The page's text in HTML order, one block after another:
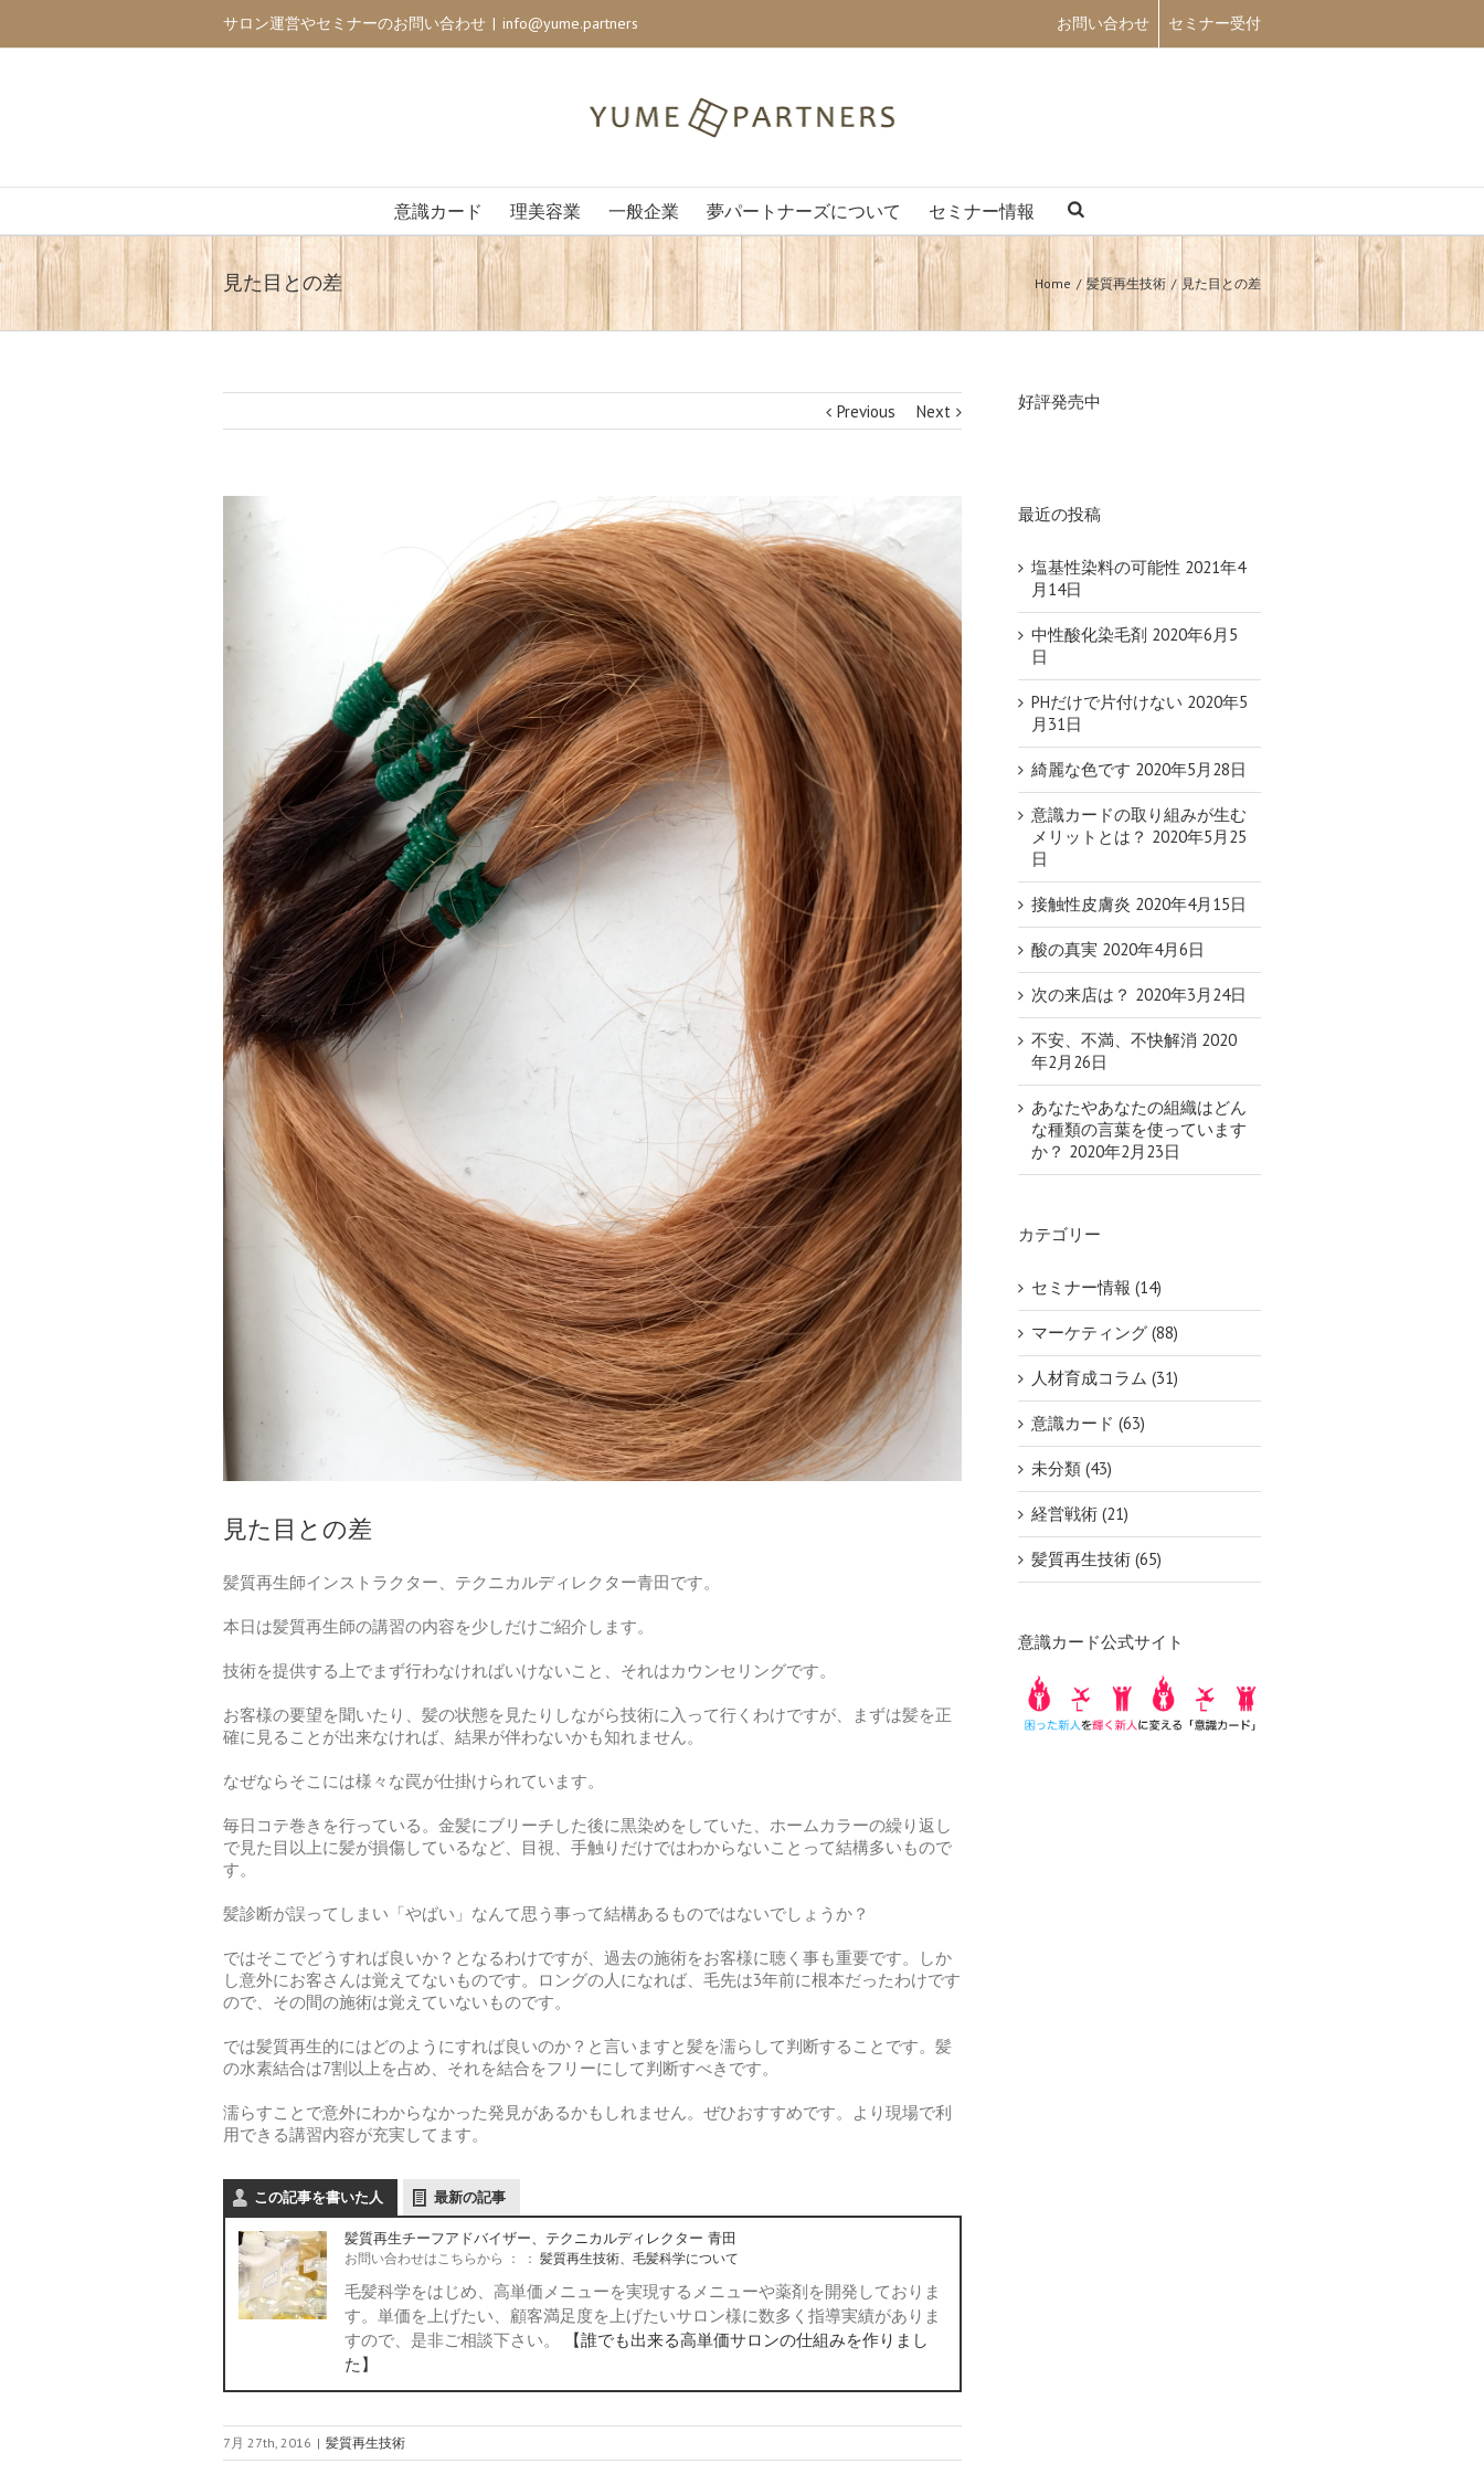
サロン運営やセミナーのお問い合わせ | info@yume.partners お問い合わせ セミナー受付
意識カード 理美容業 一般企業 夢パートナーズについて セミナー情報
見た目との差 Home 髪質再生技術 見た目との差
Previous Next
見た目との差
髪質再生師インストラクター、テクニカルディレクター青田です。
本日は髪質再生師の講習の内容を少しだけご紹介します。
技術を提供する上でまず行わなければいけないこと、それはカウンセリングです。
お客様の要望を聞いたり、髪の状態を見たりしながら技術に入って行くわけですが、まずは髪を正
確に見ることが出来なければ、結果が伴わないかも知れません。
なぜならそこには様々な罠が仕掛けられています。
毎日コテ巻きを行っている。金髪にブリーチした後に黒染めをしていた、ホームカラーの繰り返し
で見た目以上に髪が損傷しているなど、目視、手触りだけではわからないことって結構多いもので
す。
髪診断が誤ってしまい「やばい」なんて思う事って結構あるものではないでしょうか？
ではそこでどうすれば良いか？となるわけですが、過去の施術をお客様に聴く事も重要です。しか
し意外にお客さんは覚えてないものです。ロングの人になれば、毛先は3年前に根本だったわけです
ので、その間の施術は覚えていないものです。
では髪質再生的にはどのようにすれば良いのか？と言いますと髪を濡らして判断することです。髪
の水素結合は7割以上を占め、それを結合をフリーにして判断すべきです。
濡らすことで意外にわからなかった発見があるかもしれません。ぜひおすすめです。より現場で利
用できる講習内容が充実してます。
この記事を書いた人 最新の記事
髪質再生チーフアドバイザー、テクニカルディレクター 青田
お問い合わせはこちらから ：
： 髪質再生技術、毛髪科学について
毛髪科学をはじめ、高単価メニューを実現するメニューや薬剤を開発しておりま
す。単価を上げたい、顧客満足度を上げたいサロン様に数多く指導実績がありま
すので、是非ご相談下さい。
【誰でも出来る高単価サロンの仕組みを作りまし
た】
7月 27th, 2016 | 髪質再生技術
好評発売中
最近の投稿
塩基性染料の可能性 2021年4
月14日
中性酸化染毛剤 2020年6月5
日
PHだけで片付けない 2020年5
月31日
綺麗な色です 2020年5月28日
意識カードの取り組みが生む
メリットとは？ 2020年5月25
日
接触性皮膚炎 2020年4月15日
酸の真実 2020年4月6日
次の来店は？ 2020年3月24日
不安、不満、不快解消 2020
年2月26日
あなたやあなたの組織はどん
な種類の言葉を使っています
か？ 2020年2月23日
カテゴリー
セミナー情報 (14)
マーケティング (88)
人材育成コラム (31)
意識カード (63)
未分類 (43)
経営戦術 (21)
髪質再生技術 (65)
意識カード公式サイト